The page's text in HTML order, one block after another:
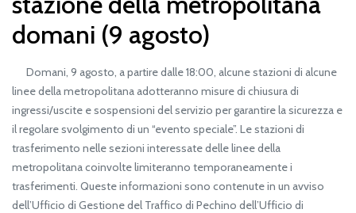
domani (9 agosto)
Domani, 9 agosto, a partire dalle 18:00, alcune stazioni di alcune
linee della metropolitana adotteranno misure di chiusura di
ingressi/uscite e sospensioni del servizio per garantire la sicurezza e
il regolare svolgimento di un “evento speciale”. Le stazioni di
trasferimento nelle sezioni interessate delle linee della
metropolitana coinvolte limiteranno temporaneamente i
trasferimenti. Queste informazioni sono contenute in un avviso
dell’Ufficio di Gestione del Traffico di Pechino dell’Ufficio di